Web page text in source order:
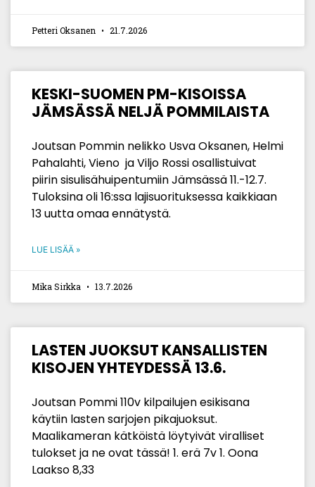
Petteri Oksanen 21.7.2026
KESKI-SUOMEN PM-KISOISSA
JÄMSÄSSÄ NELJÄ POMMILAISTA
Joutsan Pommin nelikko Usva Oksanen, Helmi
Pahalahti, Vieno ja Viljo Rossi osallistuivat
piirin sisulisähuipentumiin Jämsässä 11.-12.7.
Tuloksina oli 16:ssa lajisuorituksessa kaikkiaan
13 uutta omaa ennätystä.
LUE LISÄÄ »
Mika Sirkka 13.7.2026
LASTEN JUOKSUT KANSALLISTEN
KISOJEN YHTEYDESSÄ 13.6.
Joutsan Pommi 110v kilpailujen esikisana
käytiin lasten sarjojen pikajuoksut.
Maalikameran kätköistä löytyivät viralliset
tulokset ja ne ovat tässä! 1. erä 7v 1. Oona
Laakso 8,33